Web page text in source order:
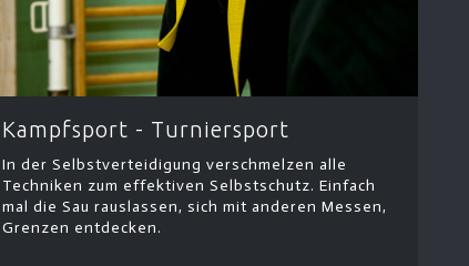
Kampfsport - Turniersport
In der Selbstverteidigung verschmelzen alle
Techniken zum effektiven Selbstschutz. Einfach
mal die Sau rauslassen, sich mit anderen Messen,
Grenzen entdecken.